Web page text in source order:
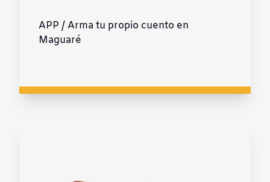
APP / Arma tu propio cuento en
Maguaré